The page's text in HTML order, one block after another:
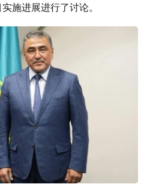
施进展进行了讨论。